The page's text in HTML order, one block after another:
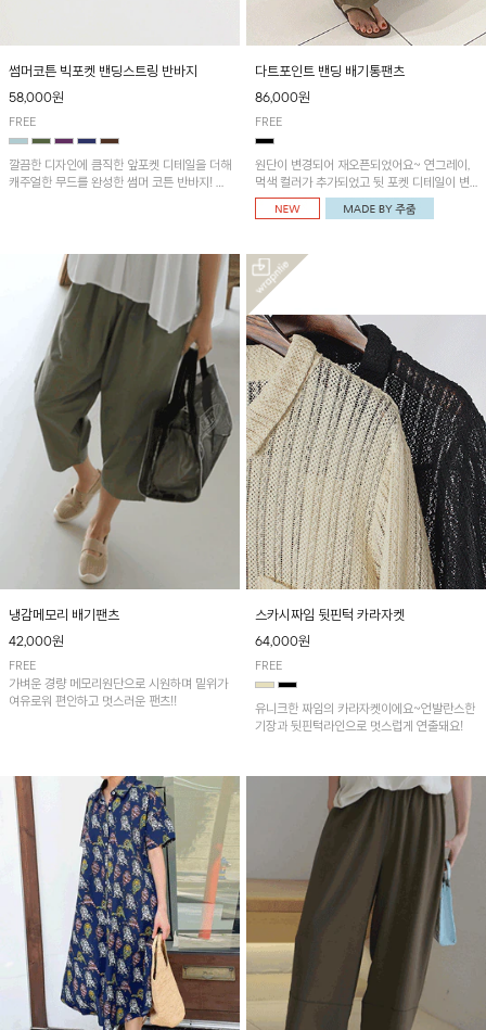
썸머코튼 빅포켓 밴딩스트링 반바지
58,000원
FREE
깔끔한 디자인에 큼직한 앞포켓 디테일을 더해
캐주얼한 무드를 완성한 썸머 코튼 반바지! 허
다트포인트 밴딩 배기통팬츠
86,000원
FREE
원단이 변경되어 재오픈되었어요~ 연그레이,
먹색 컬러가 추가되었고 뒷 포켓 디테일이 변
경되었습니다~가볍고 시원하게 착용되는 배
기통팬츠! 허리밴딩과 여유로운 통으로 편안해
냉감메모리 배기팬츠
42,000원
FREE
가벼운 경량 메모리원단으로 시원하며 밑위가
여유로워 편안하고 멋스러운 팬츠!!
스카시짜임 뒷핀턱 카라자켓
64,000원
FREE
유니크한 짜임의 카라자켓이에요~언발란스한
기장과 뒷핀턱라인으로 멋스럽게 연출돼요!